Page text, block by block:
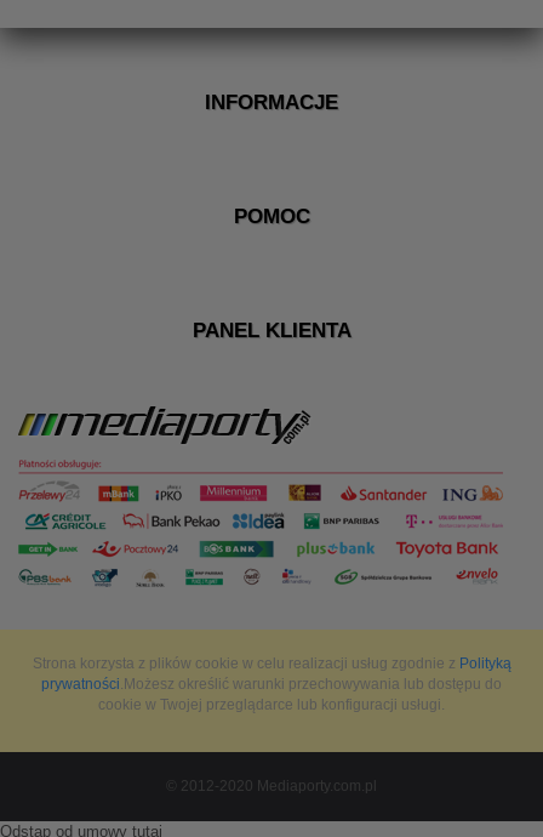
INFORMACJE
POMOC
PANEL KLIENTA
Strona korzysta z plików cookie w celu realizacji usług zgodnie z Polityką
prywatności.Możesz określić warunki przechowywania lub dostępu do
cookie w Twojej przeglądarce lub konfiguracji usługi.
© 2012-2020 Mediaporty.com.pl
Odstąp od umowy tutaj